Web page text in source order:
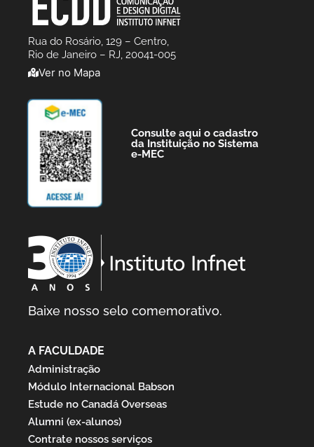
Rua do Rosário, 129 – Centro,
Rio de Janeiro – RJ, 20041-005
Ver no Mapa
Consulte aqui o cadastro
da Instituição no Sistema
e-MEC
Baixe nosso selo comemorativo.
A FACULDADE
Administração
Módulo Internacional Babson
Estude no Canadá Overseas
Alumni (ex-alunos)
Contrate nossos serviços